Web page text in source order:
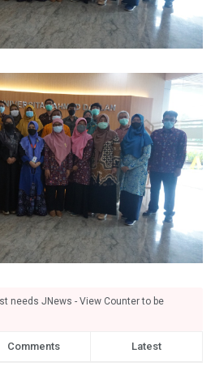
needs JNews - View Counter to be
Comments Latest